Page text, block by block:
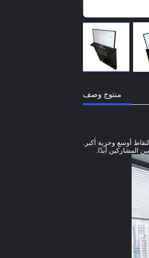
منتوج وصف
أوسع وحرية أكبر.
المشاركين أبدًا.